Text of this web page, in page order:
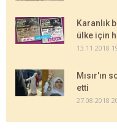
Karanlık
ülke için
13.11.2018
Mısır'ın
etti
27.08.2018